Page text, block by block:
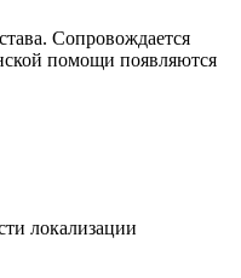
Сопровождается
помощи появляются
локализации